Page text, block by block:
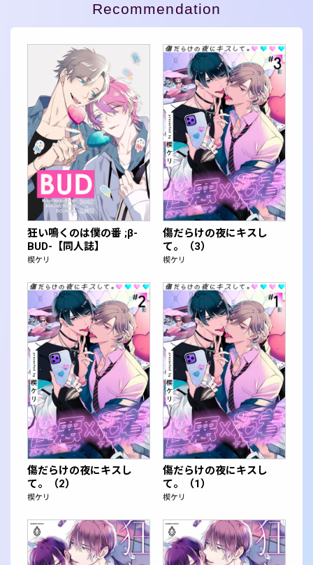
Recommendation
狂い鳴くのは僕の番 ;β-
BUD-【同人誌】
楔ケリ
傷だらけの夜にキスし
て。（3）
楔ケリ
傷だらけの夜にキスし
て。（2）
楔ケリ
傷だらけの夜にキスし
て。（1）
楔ケリ